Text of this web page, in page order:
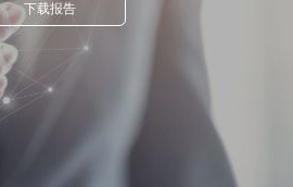
下载报告